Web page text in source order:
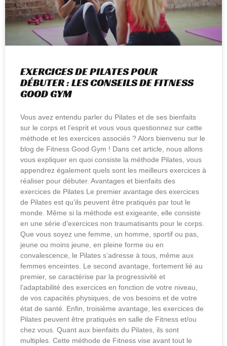
EXERCICES DE PILATES POUR
DÉBUTER : LES CONSEILS DE FITNESS
GOOD GYM
Vous avez entendu parler du Pilates et de ses bienfaits
sur le corps et l’esprit et vous vous questionnez sur cette
méthode et les exercices associés ? Alors bienvenu sur le
blog de Fitness Good Gym ! Dans cet article, nous allons
vous expliquer en quoi consiste la méthode Pilates, vous
appendrez également quels sont les meilleurs exercices à
réaliser pour débuter. Avantages et bienfaits des
exercices de Pilates Le premier avantage des exercices
de Pilates est qu’ils peuvent être pratiqués par tout le
monde. Même si la méthode est exigeante, elle consiste
en une série d’exercices non traumatisants pour le corps.
Que vous soyez une femme, un homme, sportif ou pas,
jeune ou moins jeune, en pleine forme ou en
convalescence, le Pilates s’adresse à tous, même aux
femmes enceintes. Le second avantage, fortement lié au
premier, se caractérise par la progressivité et
l’adaptabilité des exercices en fonction de votre niveau,
de vos capacités physiques, de vos besoins et de votre
état de santé. Enfin, troisième avantage, les exercices de
Pilates peuvent être pratiqués en salle de Fitness et/ou
chez vous. Quant aux bienfaits du Pilates, ils sont
multiples. Cette méthode de Fitness vise avant tout le